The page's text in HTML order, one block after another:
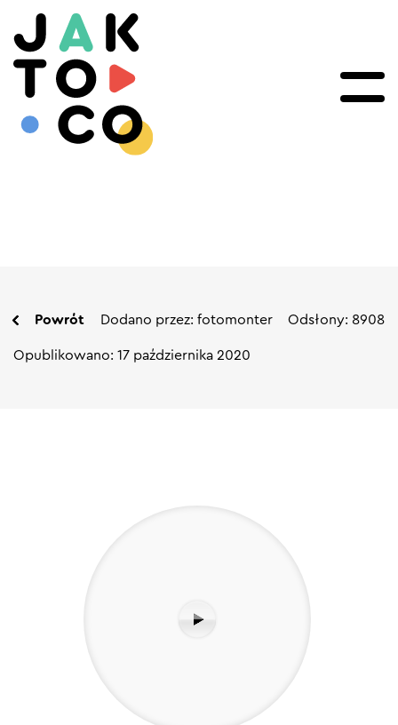
Powrót Dodano przez: fotomonter Odsłony: 8908
Opublikowano: 17 października 2020